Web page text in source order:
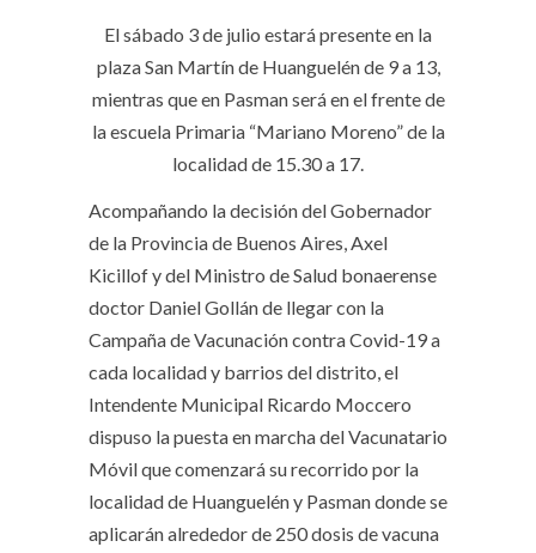
El sábado 3 de julio estará presente en la
plaza San Martín de Huanguelén de 9 a 13,
mientras que en Pasman será en el frente de
la escuela Primaria “Mariano Moreno” de la
localidad de 15.30 a 17.
Acompañando la decisión del Gobernador
de la Provincia de Buenos Aires, Axel
Kicillof y del Ministro de Salud bonaerense
doctor Daniel Gollán de llegar con la
Campaña de Vacunación contra Covid-19 a
cada localidad y barrios del distrito, el
Intendente Municipal Ricardo Moccero
dispuso la puesta en marcha del Vacunatario
Móvil que comenzará su recorrido por la
localidad de Huanguelén y Pasman donde se
aplicarán alrededor de 250 dosis de vacuna